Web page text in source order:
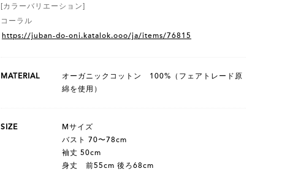
[カラーバリエーション]
コーラル
https://juban-do-oni.katalok.ooo/ja/items/76815
MATERIAL
オーガニックコットン 100%（フェアトレード原
綿を使用）
SIZE
Mサイズ
バスト 70〜78cm
袖丈 50cm
身丈 前55cm 後ろ68cm